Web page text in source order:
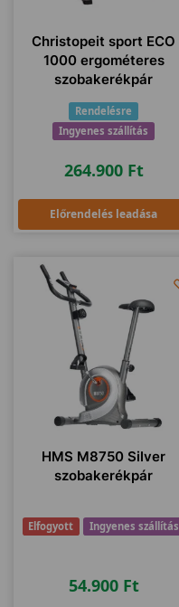
Christopeit sport ECO
1000 ergométeres
szobakerékpár
Rendelésre
Ingyenes szállítás
264.900 Ft
Előrendelés leadása
HMS M8750 Silver
szobakerékpár
Elfogyott Ingyenes szállítás
54.900 Ft